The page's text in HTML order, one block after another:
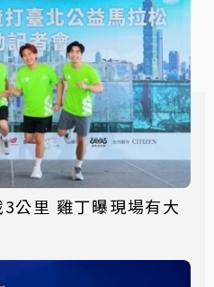
公里 雞丁曝現場有大